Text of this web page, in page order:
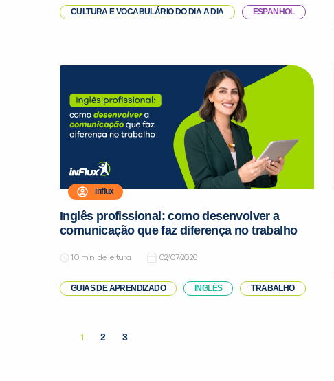
CULTURA E VOCABULÁRIO DO DIA A DIA ESPANHOL
influx
Inglês profissional: como desenvolver a
comunicação que faz diferença no trabalho
de leitura 02/07/2026
GUIAS DE APRENDIZADO INGLÊS TRABALHO
1 2 3